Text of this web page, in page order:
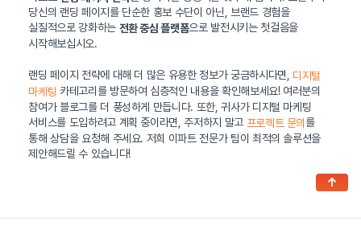
당신의 랜딩 페이지를 단순한 홍보 수단이 아닌, 브랜드 경험을
실질적으로 강화하는 전환 중심 플랫폼으로 발전시키는 첫걸음을
시작해보십시오.
랜딩 페이지 전략에 대해 더 많은 유용한 정보가 궁금하시다면, 디지털
마케팅 카테고리를 방문하여 심층적인 내용을 확인해보세요! 여러분의
참여가 블로그를 더 풍성하게 만듭니다. 또한, 귀사가 디지털 마케팅
서비스를 도입하려고 계획 중이라면, 주저하지 말고 프로젝트 문의를
통해 상담을 요청해 주세요. 저희 이파트 전문가 팀이 최적의 솔루션을
제안해드릴 수 있습니다!
↑